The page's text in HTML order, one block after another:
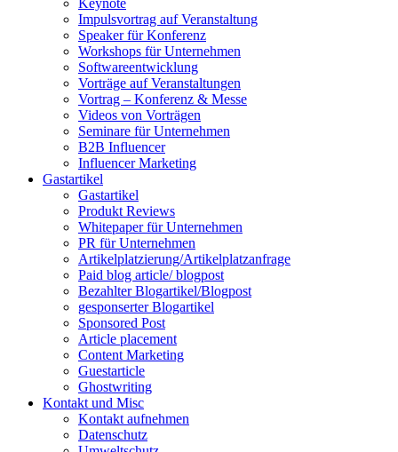
Keynote
Impulsvortrag auf Veranstaltung
Speaker für Konferenz
Workshops für Unternehmen
Softwareentwicklung
Vorträge auf Veranstaltungen
Vortrag – Konferenz & Messe
Videos von Vorträgen
Seminare für Unternehmen
B2B Influencer
Influencer Marketing
Gastartikel
Gastartikel
Produkt Reviews
Whitepaper für Unternehmen
PR für Unternehmen
Artikelplatzierung/Artikelplatzanfrage
Paid blog article/ blogpost
Bezahlter Blogartikel/Blogpost
gesponserter Blogartikel
Sponsored Post
Article placement
Content Marketing
Guestarticle
Ghostwriting
Kontakt und Misc
Kontakt aufnehmen
Datenschutz